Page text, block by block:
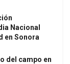
Nacional
en Sonora
del campo en